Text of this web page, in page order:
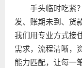
手头临时吃紧
发、账期未到、货
我们用专业方式接
需求，流程清晰，
能力匹配，让每一